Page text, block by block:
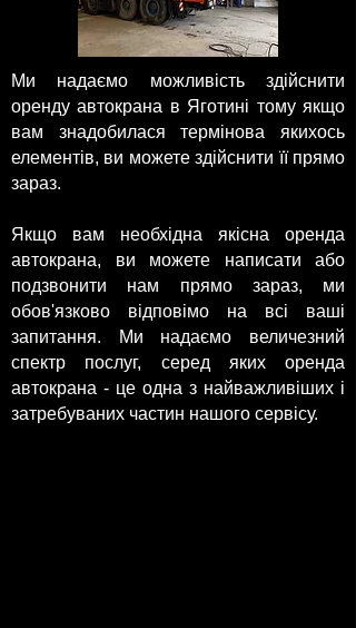
Ми надаємо можливість здійснити
оренду автокрана в Яготині тому якщо
вам знадобилася термінова якихось
елементів, ви можете здійснити її прямо
зараз.
Якщо вам необхідна якісна оренда
автокрана, ви можете написати або
подзвонити нам прямо зараз, ми
обов'язково відповімо на всі ваші
запитання. Ми надаємо величезний
спектр послуг, серед яких оренда
автокрана - це одна з найважливіших і
затребуваних частин нашого сервісу.